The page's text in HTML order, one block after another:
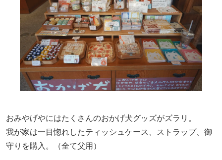
おみやげやにはたくさんのおかげ犬グッズがズラリ。
我が家は一目惚れしたティッシュケース、ストラップ、御
守りを購入。（全て父用）